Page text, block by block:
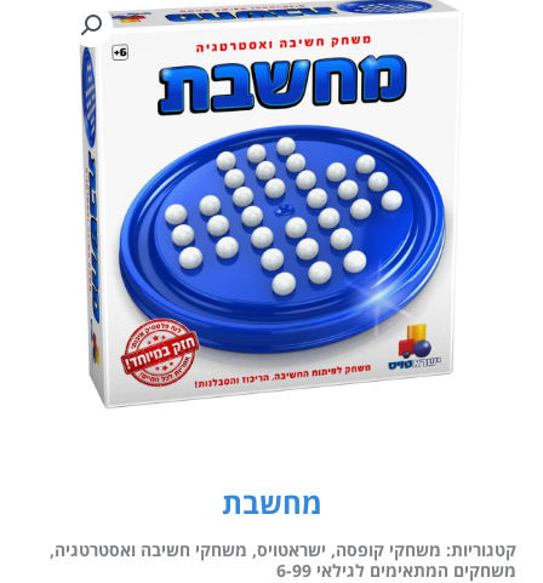
מחשבת
קטגוריות: משחקי קופסה, ישראטויס, משחקי חשיבה ואסטרטגיה,
משחקים המתאימים לגילאי 6-99